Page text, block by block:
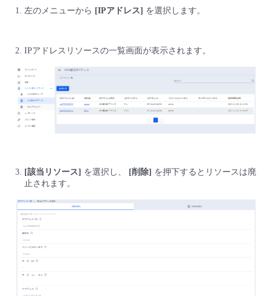
モニタリング/監査
サポート
管理機能
IoT
モニタリング/監査
サポート
クラウド/サーバー
ネットワーク
IoT
- 管理機能
■ セットアップガイド
- 初期設定・確認
- ユーザー機能の管理
- 登録情報の管理
- バックアップ
- セキュリティ・監査
- データと分析
- マルチクラウド利用
- リモートワーク
- その他
故障/メンテナンス情報
サービス稼働状況
故障/メンテナンス履歴
パートナー
協業パートナー
脱炭素化
左のメニューから [IPアドレス] を選択します。
IPアドレスリソースの一覧画面が表示されます。
[該当リソース] を選択し、 [削除] を押下するとリソースは廃
止されます。